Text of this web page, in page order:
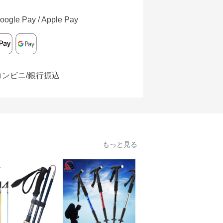
Pay / Apple Pay
ンビニ/銀行振込
もっと見る